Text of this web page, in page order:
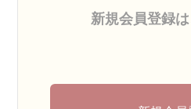
新規会員登録